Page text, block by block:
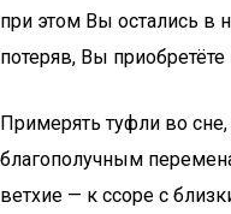
при этом Вы остались в
потеряв, Вы
Примерять туфли во
благополучным
ветхие — к ссоре с